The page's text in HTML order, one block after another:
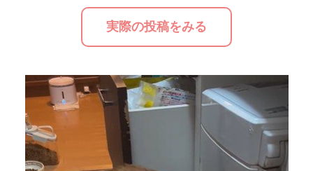
d
.
%
実際の投稿をみる